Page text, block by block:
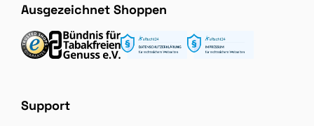
Ausgezeichnet Shoppen
Support